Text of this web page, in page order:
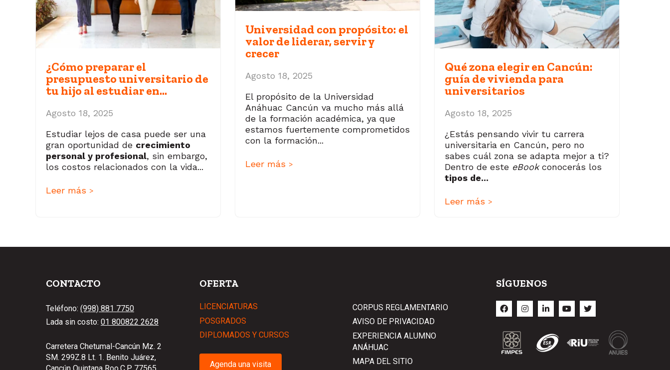
¿Cómo preparar el
presupuesto universitario de
tu hijo al estudiar en...
Agosto 18, 2025
Estudiar lejos de casa puede ser una
gran oportunidad de crecimiento
personal y profesional, sin embargo,
los costos relacionados con la vida...
Leer más >
Universidad con propósito: el
valor de liderar, servir y
crecer
Agosto 18, 2025
El propósito de la Universidad
Anáhuac Cancún va mucho más allá
de la formación académica, ya que
estamos fuertemente comprometidos
con la formación...
Leer más >
Qué zona elegir en Cancún:
guía de vivienda para
universitarios
Agosto 18, 2025
¿Estás pensando vivir tu carrera
universitaria en Cancún, pero no
sabes cuál zona se adapta mejor a ti?
Dentro de este eBookconocerás los
tipos de...
Leer más >
CONTACTO
Teléfono: (998) 881 7750
Lada sin costo: 01 800822 2628
Carretera Chetumal-Cancún Mz. 2
SM. 299Z.8 Lt. 1. Benito Juárez,
OFERTA
LICENCIATURAS
POSGRADOS
DIPLOMADOS Y CURSOS
Agenda una visita
CORPUS REGLAMENTARIO
AVISO DE PRIVACIDAD
EXPERIENCIA ALUMNO
ANÁHUAC
MAPA DEL SITIO
SÍGUENOS